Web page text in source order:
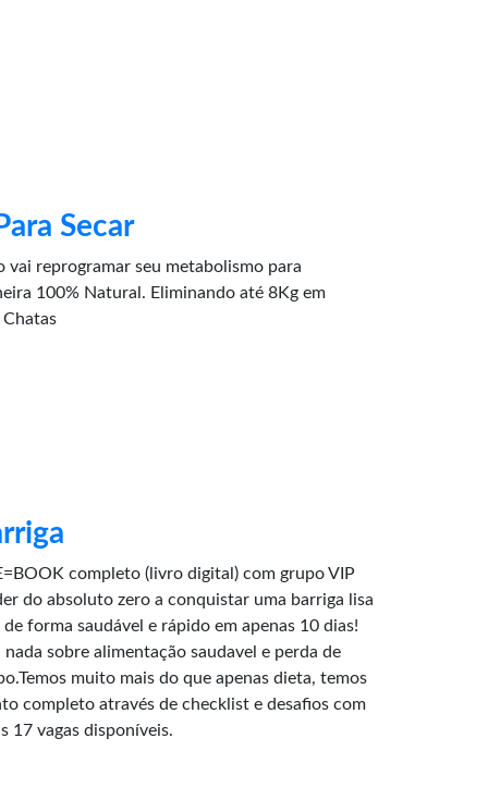
Secar
reprogramar seu metabolismo para
100% Natural. Eliminando até 8Kg em
Chatas
completo (livro digital) com grupo VIP
do absoluto zero a conquistar uma barriga lisa
forma saudável e rápido em apenas 10 dias!
sobre alimentação saudavel e perda de
muito mais do que apenas dieta, temos
completo através de checklist e desafios com
17 vagas disponíveis.